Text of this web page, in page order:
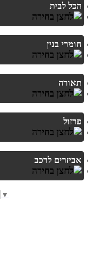
הכל לבית
חומרי בנין
תאורה
פרזול
אביזרים לרכב
▼